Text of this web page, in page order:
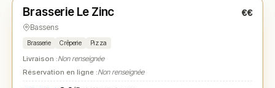
★ N° 1
Brasserie Le Zinc €€
Bassens
Brasserie Crêperie Pizza
Livraison :Non renseignée
Réservation en ligne :Non renseignée